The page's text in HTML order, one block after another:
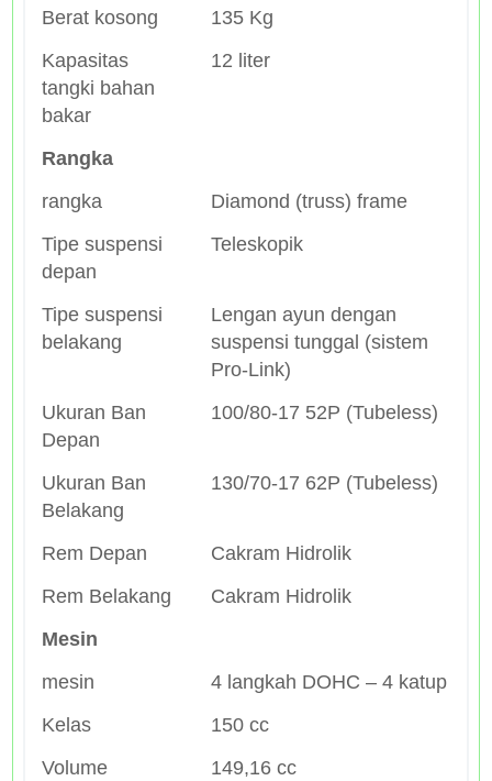
Berat kosong
135 Kg
Kapasitas
tangki bahan
bakar
12 liter
Rangka
rangka
Diamond (truss) frame
Tipe suspensi
depan
Teleskopik
Tipe suspensi
belakang
Lengan ayun dengan
suspensi tunggal (sistem
Pro-Link)
Ukuran Ban
Depan
100/80-17 52P (Tubeless)
Ukuran Ban
Belakang
130/70-17 62P (Tubeless)
Rem Depan
Cakram Hidrolik
Rem Belakang
Cakram Hidrolik
Mesin
mesin
4 langkah DOHC – 4 katup
Kelas
150 cc
Volume
149,16 cc